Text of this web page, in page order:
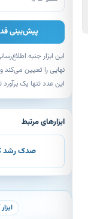
پیش‌بینی قد
نهایی را تعیین می‌کند و
این عدد تنها یک برآورد
ابزارهای مرتبط
صدک رشد
ابزار